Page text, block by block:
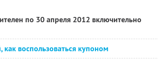
по 30 апреля 2012 включительно
как воспользоваться купоном